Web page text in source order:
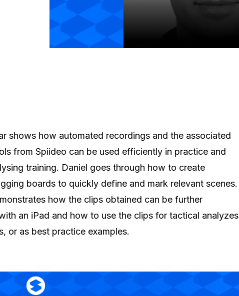
shows how automated recordings and the associated
from Spiideo can be used efficiently in practice and
training. Daniel goes through how to create
boards to quickly define and mark relevant scenes.
how the clips obtained can be further
an iPad and how to use the clips for tactical analyzes
or as best practice examples.